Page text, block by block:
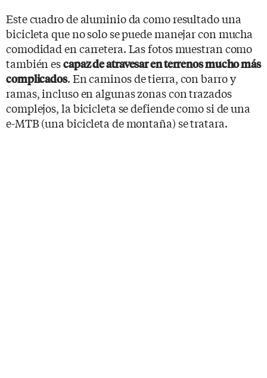
Este cuadro de aluminio da como resultado una
bicicleta que no solo se puede manejar con mucha
comodidad en carretera. Las fotos muestran como
también escapaz de atravesar en terrenos mucho más
complicados. En caminos de tierra, con barro y
ramas, incluso en algunas zonas con trazados
complejos, la bicicleta se defiende como si de una
e-MTB (una bicicleta de montaña) se tratara.